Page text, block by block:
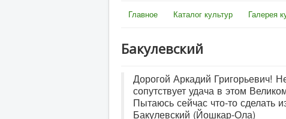
Главное Каталог культур Галерея
Бакулевский
Дорогой Аркадий Григорьевич!
сопутствует удача в этом
Пытаюсь сейчас что-то сделать
Бакулевский (Йошкар-Ола)